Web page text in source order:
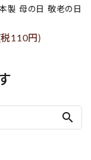
製 母の日 敬老の日
110円)
search